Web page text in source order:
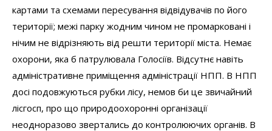
картами та схемами пересування відвідувачів по його
території; межі парку жодним чином не промарковані і
нічим не відрізняють від решти території міста. Немає
охорони, яка б патрулювала Голосіїв. Відсутнє навіть
адміністративне приміщення адміністрації НПП. В НПП
досі подовжуються рубки лісу, немов би це звичайний
лісгосп, про що природоохоронні організації
неодноразово звертались до контролюючих органів. В